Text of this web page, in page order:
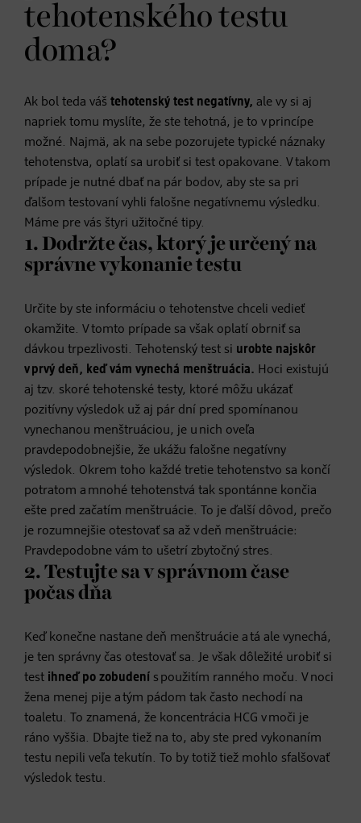
tehotenského testu
doma?
Ak bol teda váš tehotenský test negatívny, ale vy si aj
napriek tomu myslíte, že ste tehotná, je to v princípe
možné. Najmä, ak na sebe pozorujete typické náznaky
tehotenstva, oplatí sa urobiť si test opakovane. V takom
prípade je nutné dbať na pár bodov, aby ste sa pri
ďalšom testovaní vyhli falošne negatívnemu výsledku.
Máme pre vás štyri užitočné tipy.
1. Dodržte čas, ktorý je určený na
správne vykonanie testu
Určite by ste informáciu o tehotenstve chceli vedieť
okamžite. V tomto prípade sa však oplatí obrniť sa
dávkou trpezlivosti. Tehotenský test si urobte najskôr
v prvý deň, keď vám vynechá menštruácia. Hoci existujú
aj tzv. skoré tehotenské testy, ktoré môžu ukázať
pozitívny výsledok už aj pár dní pred spomínanou
vynechanou menštruáciou, je u nich oveľa
pravdepodobnejšie, že ukážu falošne negatívny
výsledok. Okrem toho každé tretie tehotenstvo sa končí
potratom a mnohé tehotenstvá tak spontánne končia
ešte pred začatím menštruácie. To je ďalší dôvod, prečo
je rozumnejšie otestovať sa až v deň menštruácie:
Pravdepodobne vám to ušetrí zbytočný stres.
2. Testujte sa v správnom čase
počas dňa
Keď konečne nastane deň menštruácie a tá ale vynechá,
je ten správny čas otestovať sa. Je však dôležité urobiť si
test ihneď po zobudení s použitím ranného moču. V noci
žena menej pije a tým pádom tak často nechodí na
toaletu. To znamená, že koncentrácia HCG v moči je
ráno vyššia. Dbajte tiež na to, aby ste pred vykonaním
testu nepili veľa tekutín. To by totiž tiež mohlo sfalšovať
výsledok testu.